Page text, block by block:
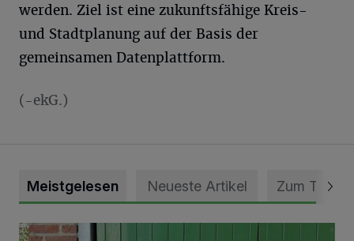
werden. Ziel ist eine zukunftsfähige Kreis-
und Stadtplanung auf der Basis der
gemeinsamen Datenplattform.
(-ekG.)
Meistgelesen Neueste Artikel Zum Thema
Vorbildlicher Einsatz für den Artenschutz gewürdigt